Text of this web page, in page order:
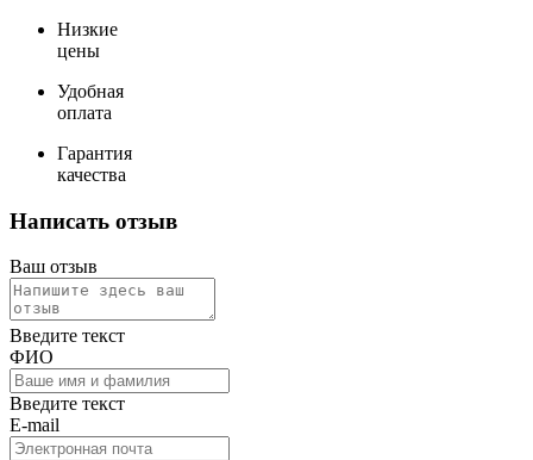
Низкие
цены
Удобная
оплата
Гарантия
качества
Написать отзыв
Ваш отзыв
Введите текст
ФИО
Введите текст
E-mail